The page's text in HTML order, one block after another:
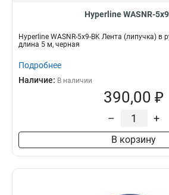
Hyperline WASNR-
Hyperline WASNR-5x9-BK Лента (липучка) в
длина 5 м, черная
Подробнее
Наличие: В наличии
390,00 ₽
– +
В корзину